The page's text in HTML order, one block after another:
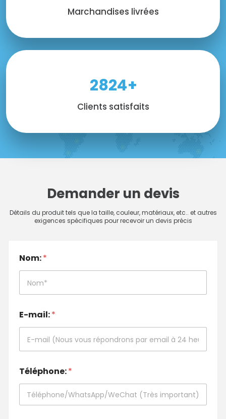
Marchandises livrées
3000+
Clients satisfaits
Demander un devis
Détails du produit tels que la taille, couleur, matériaux, etc.. et autres
exigences spécifiques pour recevoir un devis précis
Nom:*
E-mail:*
Téléphone:*